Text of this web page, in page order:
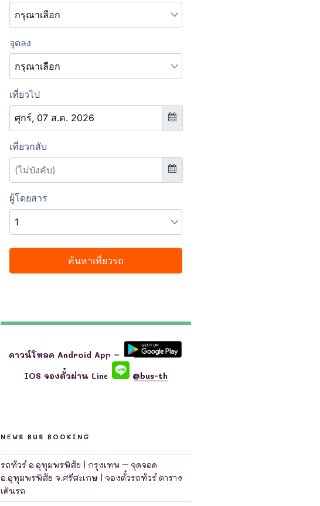
ดาวน์โหลด Android App –
IOS จองตั๋วผ่าน Line
@bus-th
NEWS BUS BOOKING
รถทัวร์ อ.อุทุมพรพิสัย | กรุงเทพ – จุดจอด
อ.อุทุมพรพิสัย จ.ศรีสะเกษ | จองตั๋วรถทัวร์ ตาราง
เดินรถ